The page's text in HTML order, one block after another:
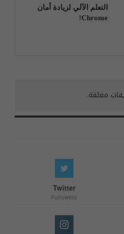
التعلم الآلي لزيادة أمان
Chrome!
مغلقة.
Twitter
Followers